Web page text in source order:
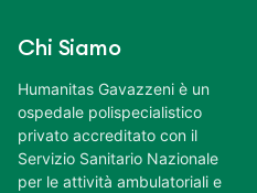
Chi Siamo
Humanitas Gavazzeni è un
ospedale polispecialistico
privato accreditato con il
Servizio Sanitario Nazionale
per le attività ambulatoriali e